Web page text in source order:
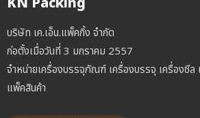
บริษัท เค.เอ็น.แพ็คกิ้ง จำกัด
ก่อตั้งเมื่อวันที่ 3 มกราคม 2557
จำหน่ายเครื่องบรรจุภัณฑ์ เครื่องบรรจุ เครื่องซีล
แพ็คสินค้า